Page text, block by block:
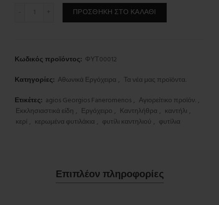
Φυτίλι για την καντηλήθρα. ποσότητα
ΠΡΟΣΘΉΚΗ ΣΤΟ ΚΑΛΆΘΙ
Κωδικός προϊόντος: ΦΥΤ00012
Κατηγορίες: Αθωνικά Εργόχειρα , Τα νέα μας προϊόντα.
Ετικέτες: agios Georgios Faneromenos, Αγιορείτικο προϊόν.,
Εκκλησιαστικά είδη , Εργόχειρο , Καντηλήθρα , καντήλι ,
κερί, κερωμένα φυτιλάκια , φυτίλι καντηλιού , φυτίλια
Επιπλέον πληροφορίες